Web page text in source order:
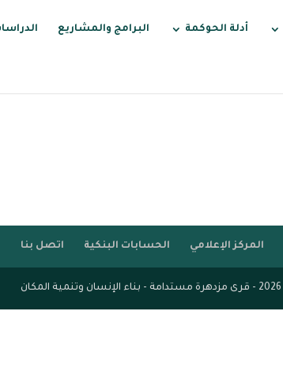
أدلة الحوكمة البرامج والمشاريع
المركز الإعلامي الحسابات البنكية اتصل بنا